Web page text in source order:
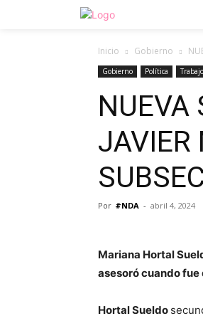
Inicio Gobierno
Gobierno Política Trabajo
NUEVA
JAVIER
Por #NDA - abril 4, 2024
Mariana Hortal
asesoró cuando fue
Hortal Sueldo